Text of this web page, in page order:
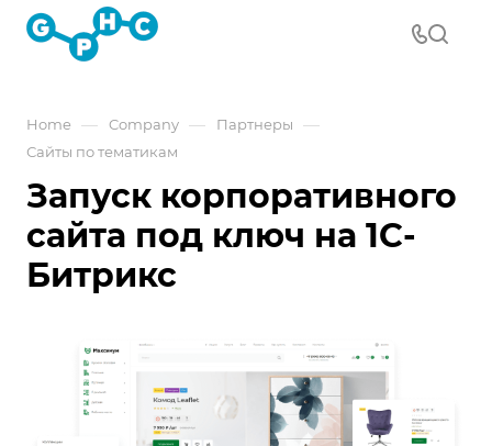
Home — Company — Партнеры —
Сайты по тематикам
Запуск корпоративного
сайта под ключ на 1С-
Битрикс